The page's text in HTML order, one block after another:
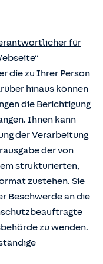
für
die zu Ihrer Person
hinaus können
die Berichtigung
Ihnen kann
der Verarbeitung
der von
strukturierten,
zustehen. Sie
Beschwerde an die
zu wenden.